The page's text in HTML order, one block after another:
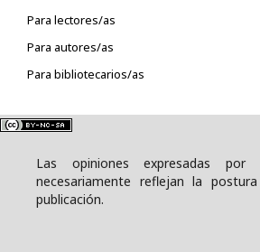
Para lectores/as
Para autores/as
Para bibliotecarios/as
Las opiniones expresadas
necesariamente reflejan la
publicación.